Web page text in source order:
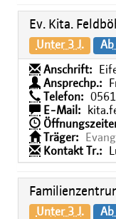
Ev. Kita.
Unter 3 J. Ab
Anschrift:
Ansprechp.:
Telefon:
E-Mail:
Träger:
Kontakt Tr.:
Unter 3 J. Ab